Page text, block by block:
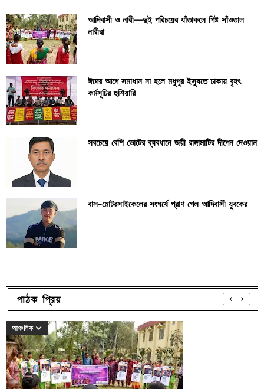
আদিবাসী ও নারী—দুই পরিচয়ের যাঁতাকলে পিষ্ট সাঁওতাল
নারীরা
ঈদের আগে সমাধান না হলে মধুপুর ইস্যুতে ঢাকায় বৃহৎ
কর্মসূচির হুশিয়ারি
সবচেয়ে বেশি ভোটের ব্যবধানে জয়ী রাঙ্গামাটির দীপেন দেওয়ান
বাস-মোটরসাইকেলের সংঘর্ষে প্রাণ গেল আদিবাসী যুবকের
পাঠক প্রিয়
আঞ্চলিক